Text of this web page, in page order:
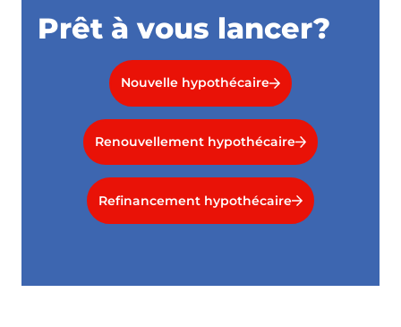
Prêt à vous lancer?
Nouvelle hypothécaire
Renouvellement hypothécaire
Refinancement hypothécaire